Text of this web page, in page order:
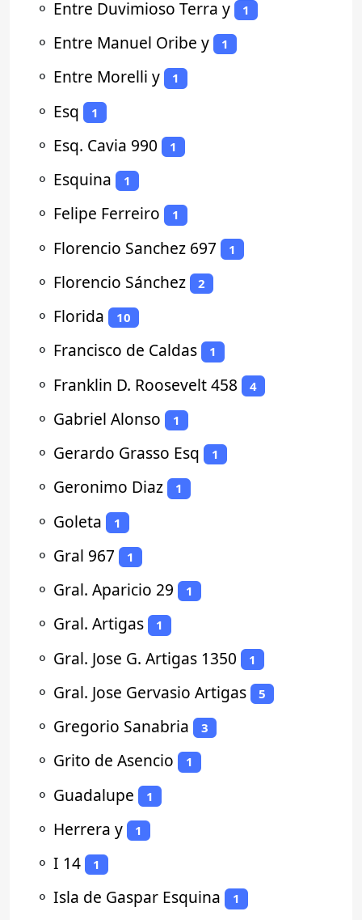
⚬ Entre Duvimioso Terra y 1
⚬ Entre Manuel Oribe y 1
⚬ Entre Morelli y 1
⚬ Esq 1
⚬ Esq. Cavia 990 1
⚬ Esquina 1
⚬ Felipe Ferreiro 1
⚬ Florencio Sanchez 697 1
⚬ Florencio Sánchez 2
⚬ Florida 10
⚬ Francisco de Caldas 1
⚬ Franklin D. Roosevelt 458 4
⚬ Gabriel Alonso 1
⚬ Gerardo Grasso Esq 1
⚬ Geronimo Diaz 1
⚬ Goleta 1
⚬ Gral 967 1
⚬ Gral. Aparicio 29 1
⚬ Gral. Artigas 1
⚬ Gral. Jose G. Artigas 1350 1
⚬ Gral. Jose Gervasio Artigas 5
⚬ Gregorio Sanabria 3
⚬ Grito de Asencio 1
⚬ Guadalupe 1
⚬ Herrera y 1
⚬ I 14 1
⚬ Isla de Gaspar Esquina 1